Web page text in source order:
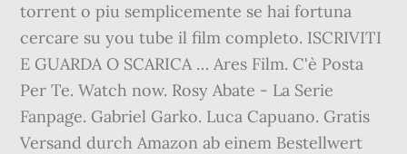
torrent o piu semplicemente se hai fortuna
cercare su you tube il film completo. ISCRIVITI
E GUARDA O SCARICA … Ares Film. C'è Posta
Per Te. Watch now. Rosy Abate - La Serie
Fanpage. Gabriel Garko. Luca Capuano. Gratis
Versand durch Amazon ab einem Bestellwert